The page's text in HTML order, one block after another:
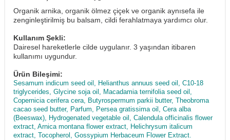
Organik arnika, organik ölmez çiçek ve organik aynısefa ile
zenginleştirilmiş bu balsam, cildi ferahlatmaya yardımcı olur.
Kullanım Şekli:
Dairesel hareketlerle cilde uygulanır. 3 yaşından itibaren
kullanımı uygundur.
Ürün Bileşimi:
Sesamum indicum seed oil, Helianthus annuus seed oil, C10-18
triglycerides, Glycine soja oil, Macadamia ternifolia seed oil,
Copernicia cerifera cera, Butyrospermum parkii butter, Theobroma
cacao seed butter, Parfum, Persea gratissima oil, Cera alba
(Beeswax), Hydrogenated vegetable oil, Calendula officinalis flower
extract, Arnica montana flower extract, Helichrysum italicum
extract, Tocopherol, Gossypium Herbaceum Flower Extract.